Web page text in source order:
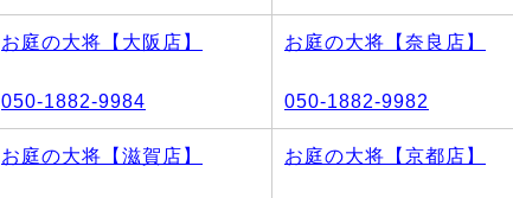
お庭の大将【大阪店】
050-1882-9984
お庭の大将【奈良店】
050-1882-9982
お庭の大将【滋賀店】 お庭の大将【京都店】